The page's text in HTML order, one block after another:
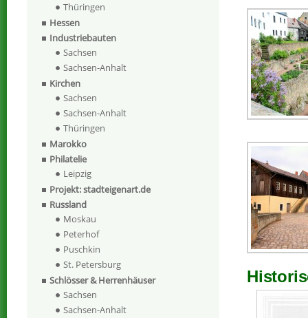
Thüringen
Hessen
Industriebauten
Sachsen
Sachsen-Anhalt
Kirchen
Sachsen
Sachsen-Anhalt
Thüringen
Marokko
Philatelie
Leipzig
Projekt: stadteigenart.de
Russland
Moskau
Peterhof
Puschkin
St. Petersburg
Schlösser & Herrenhäuser
Sachsen
Sachsen-Anhalt